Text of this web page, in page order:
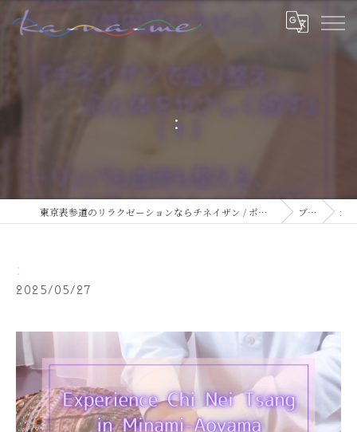
:
東京表参道のリラクゼーションならチネイザン / ボディ & マインドケアサロン ka-na-me ブログ :
:
2025/05/27